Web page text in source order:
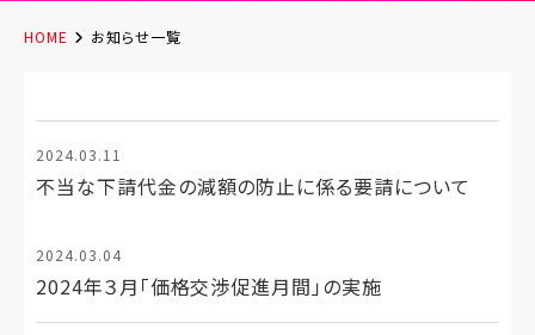
HOME お知らせ一覧
2024.03.11
不当な下請代金の減額の防止に係る要請について
2024.03.04
2024年３月「価格交渉促進月間」の実施